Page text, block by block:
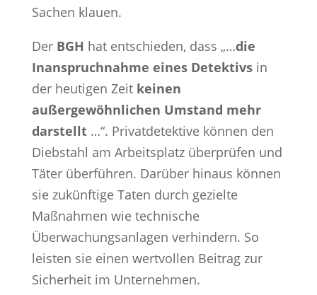
Sachen klauen.
Der BGH hat entschieden, dass „…die
Inanspruchnahme eines Detektivs in
der heutigen Zeitkeinen
außergewöhnlichen Umstand mehr
darstellt…“. Privatdetektive können den
Diebstahl am Arbeitsplatz überprüfen und
Täter überführen. Darüber hinaus können
sie zukünftige Taten durch gezielte
Maßnahmen wie technische
Überwachungsanlagen verhindern. So
leisten sie einen wertvollen Beitrag zur
Sicherheit im Unternehmen.